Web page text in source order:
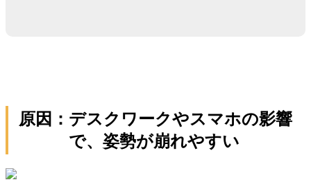
原因： デスクワークやスマホの影響
で、姿勢が崩れやすい